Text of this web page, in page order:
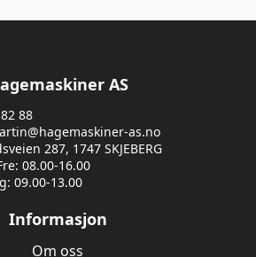
AS
88
as.no
287, 1747 SKJEBERG
08.00-16.00
09.00-13.00
Informasjon
Om oss